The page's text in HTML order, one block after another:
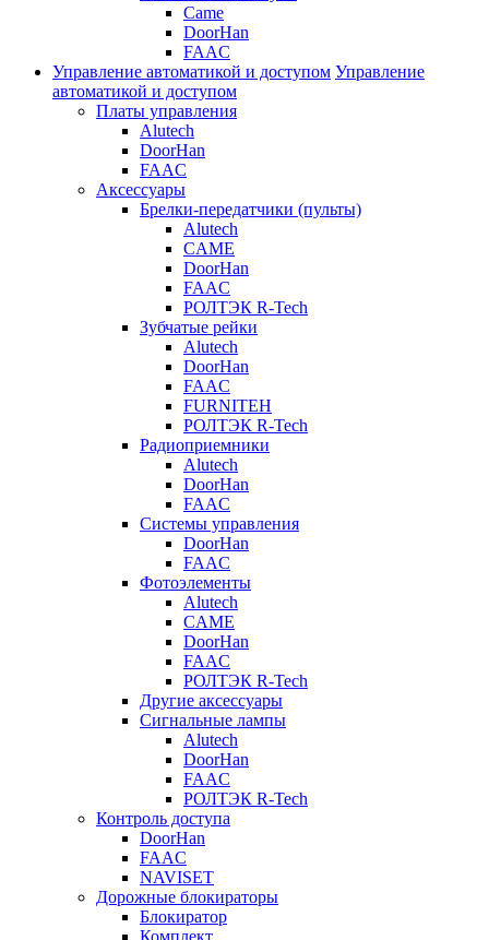
Came
DoorHan
FAAC
Управление автоматикой и доступом Управление
автоматикой и доступом
Платы управления
Alutech
DoorHan
FAAC
Аксессуары
Брелки-передатчики (пульты)
Alutech
CAME
DoorHan
FAAC
РОЛТЭК R-Tech
Зубчатые рейки
Alutech
DoorHan
FAAC
FURNITEH
РОЛТЭК R-Tech
Радиоприемники
Alutech
DoorHan
FAAC
Системы управления
DoorHan
FAAC
Фотоэлементы
Alutech
CAME
DoorHan
FAAC
РОЛТЭК R-Tech
Другие аксессуары
Сигнальные лампы
Alutech
DoorHan
FAAC
РОЛТЭК R-Tech
Контроль доступа
DoorHan
FAAC
NAVISET
Дорожные блокираторы
Блокиратор
Комплект